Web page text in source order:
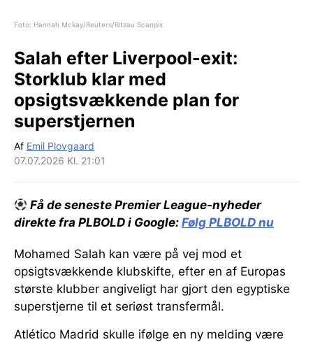
Foto: Hannah Mckay/Reuters/Ritzau Scanpix
Salah efter Liverpool-exit:
Storklub klar med
opsigtsvækkende plan for
superstjernen
Af Emil Plovgaard
07.07.2026 Kl. 21:01
Få de seneste Premier League-nyheder
direkte fra PLBOLD i Google: Følg PLBOLD nu
Mohamed Salah kan være på vej mod et
opsigtsvækkende klubskifte, efter en af Europas
største klubber angiveligt har gjort den egyptiske
superstjerne til et seriøst transfermål.
Atlético Madrid skulle ifølge en ny melding være